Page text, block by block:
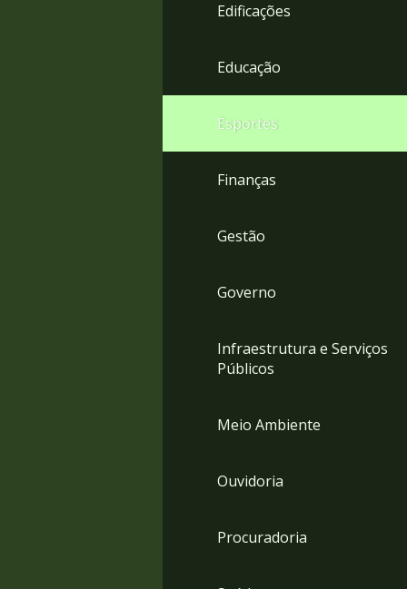
Edificações
Educação
Esportes
Finanças
Gestão
Governo
Infraestrutura e Serviços
Públicos
Meio Ambiente
Ouvidoria
Procuradoria